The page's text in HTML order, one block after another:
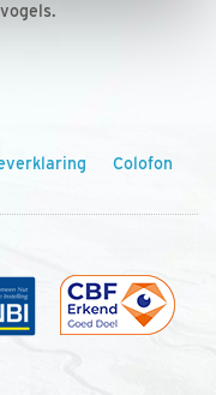
Colofon